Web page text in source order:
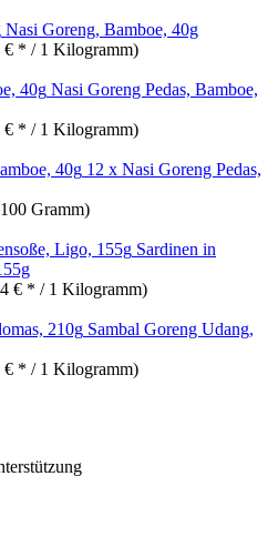
Nasi Goreng, Bamboe, 40g
€ * / 1 Kilogramm)
Nasi Goreng Pedas, Bamboe,
€ * / 1 Kilogramm)
12 x Nasi Goreng Pedas,
Gramm)
Sardinen in
€ * / 1 Kilogramm)
Sambal Goreng Udang,
€ * / 1 Kilogramm)